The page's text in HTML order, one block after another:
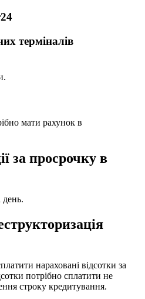
терміналів
мати рахунок в
за просрочку в
день.
нараховані відсотки за
потрібно сплатити не
строку кредитування.